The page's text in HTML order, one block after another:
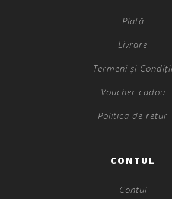
Plată
Livrare
Termeni și
Voucher cadou
Politica de retur
CONTUL
Contul